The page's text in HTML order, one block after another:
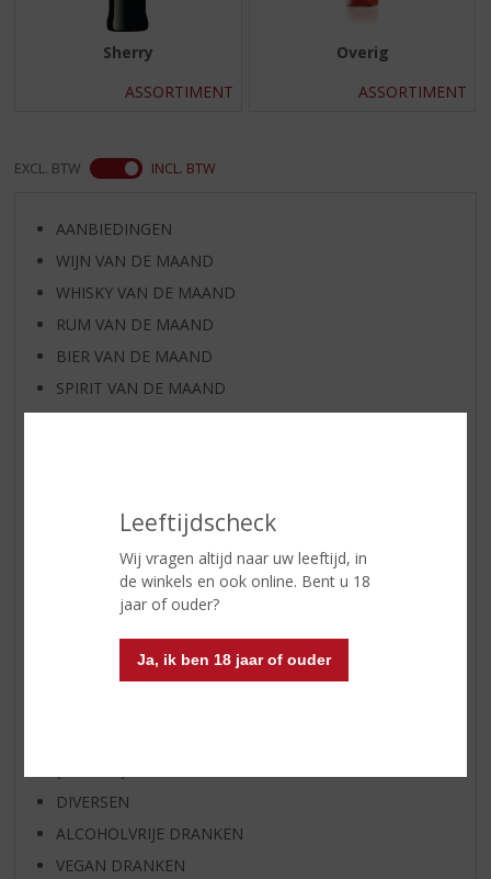
Leeftijdscheck
Wij vragen altijd naar uw leeftijd, in
de winkels en ook online. Bent u 18
jaar of ouder?
Ja, ik ben 18 jaar of ouder
Sherry
ASSORTIMENT
Overig
ASSORTIMENT
EXCL. BTW INCL. BTW
AANBIEDINGEN
WIJN VAN DE MAAND
WHISKY VAN DE MAAND
RUM VAN DE MAAND
BIER VAN DE MAAND
SPIRIT VAN DE MAAND
GEDISTILLEERD OVERIG
SHOTJES
KANT EN KLAAR
DIVERSEN
ALCOHOLVRIJE DRANKEN
VEGAN DRANKEN